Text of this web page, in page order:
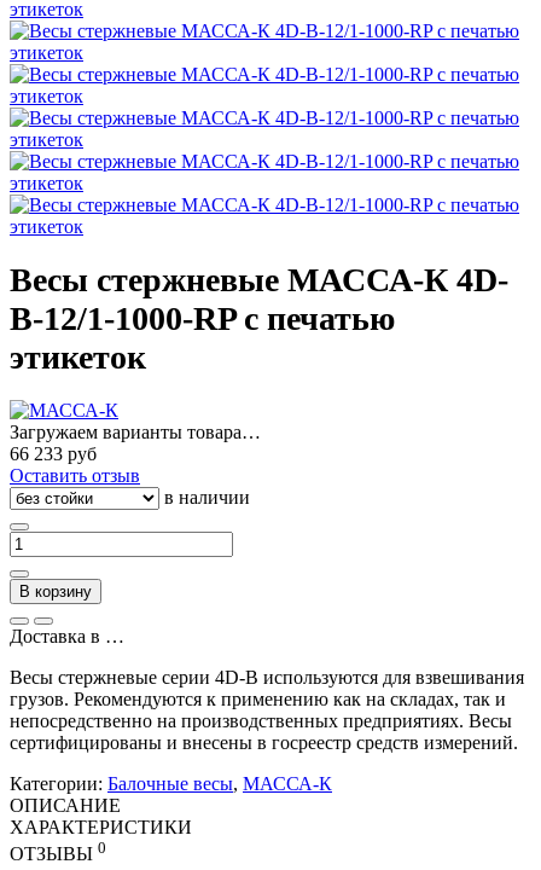
Весы стержневые МАССА-К 4D-
B-12/1-1000-RP с печатью
этикеток
Загружаем варианты товара…
66 233 руб
Оставить отзыв
в наличии
В корзину
Доставка в …
Весы стержневые серии 4D-B используются для взвешивания
грузов. Рекомендуются к применению как на складах, так и
непосредственно на производственных предприятиях. Весы
сертифицированы и внесены в госреестр средств измерений.
Категории: Балочные весы, МАССА-К
ОПИСАНИЕ
ХАРАКТЕРИСТИКИ
ОТЗЫВЫ 0